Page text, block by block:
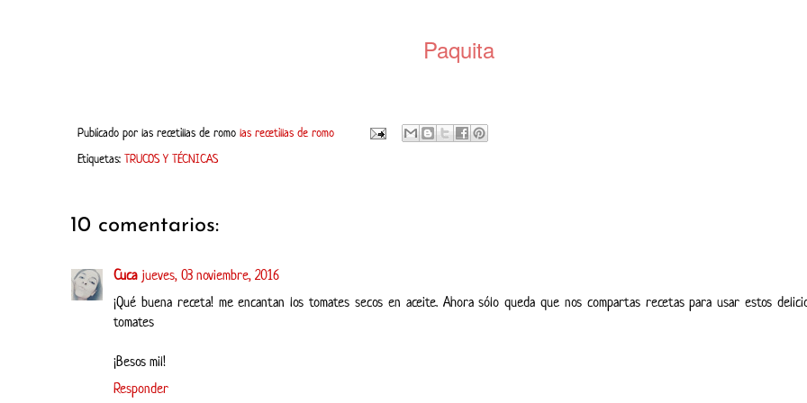
Paquita
Publicado por las recetillas de romo las recetillas de romo
Etiquetas: TRUCOS Y TÉCNICAS
10 comentarios:
Cuca jueves, 03 noviembre, 2016
¡Qué buena receta! me encantan los tomates secos en aceite. Ahora sólo queda que nos compartas recetas para usar estos
tomates
¡Besos mil!
Responder